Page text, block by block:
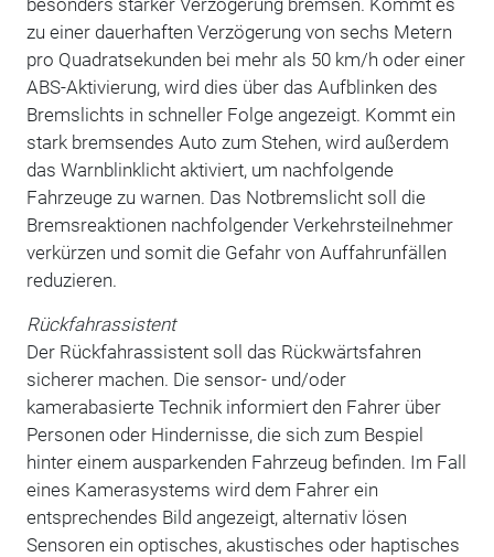
zu einer dauerhaften Verzögerung von sechs Metern
pro Quadratsekunden bei mehr als 50 km/h oder einer
ABS-Aktivierung, wird dies über das Aufblinken des
Bremslichts in schneller Folge angezeigt. Kommt ein
stark bremsendes Auto zum Stehen, wird außerdem
das Warnblinklicht aktiviert, um nachfolgende
Fahrzeuge zu warnen. Das Notbremslicht soll die
Bremsreaktionen nachfolgender Verkehrsteilnehmer
verkürzen und somit die Gefahr von Auffahrunfällen
reduzieren.
Rückfahrassistent
Der Rückfahrassistent soll das Rückwärtsfahren
sicherer machen. Die sensor- und/oder
kamerabasierte Technik informiert den Fahrer über
Personen oder Hindernisse, die sich zum Bespiel
hinter einem ausparkenden Fahrzeug befinden. Im Fall
eines Kamerasystems wird dem Fahrer ein
entsprechendes Bild angezeigt, alternativ lösen
Sensoren ein optisches, akustisches oder haptisches